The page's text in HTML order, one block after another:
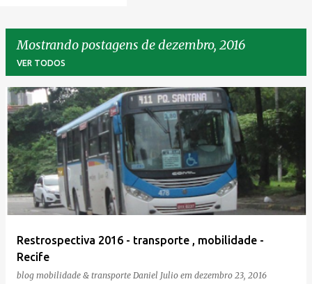
Mostrando postagens de dezembro, 2016
VER TODOS
P
o
s
a
g
Restrospectiva 2016 - transporte , mobilidade -
Recife
blog mobilidade & transporte Daniel Julio em dezembro 23, 2016